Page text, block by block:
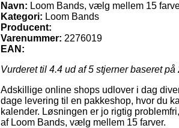
Navn: Loom Bands, vælg mellem 15
Kategori: Loom Bands
Producent:
Varenummer: 2276019
EAN:
Vurderet til 4.4 ud af 5 stjerner baseret på
Adskillige online shops udlover i dag
dage levering til en pakkeshop, hvor du
kalender. Løsningen er jo rigtig
af Loom Bands, vælg mellem 15 farver.